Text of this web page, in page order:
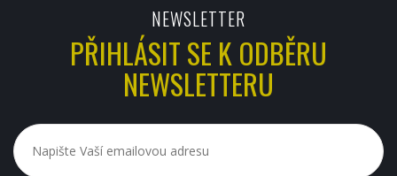
NEWSLETTER
PŘIHLÁSIT SE K ODBĚRU
NEWSLETTERU